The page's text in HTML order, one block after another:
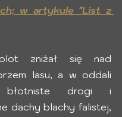
w artykule "List z
zniżał się nad
lasu, a w oddali
błotniste drogi i
dachy blachy falistej,